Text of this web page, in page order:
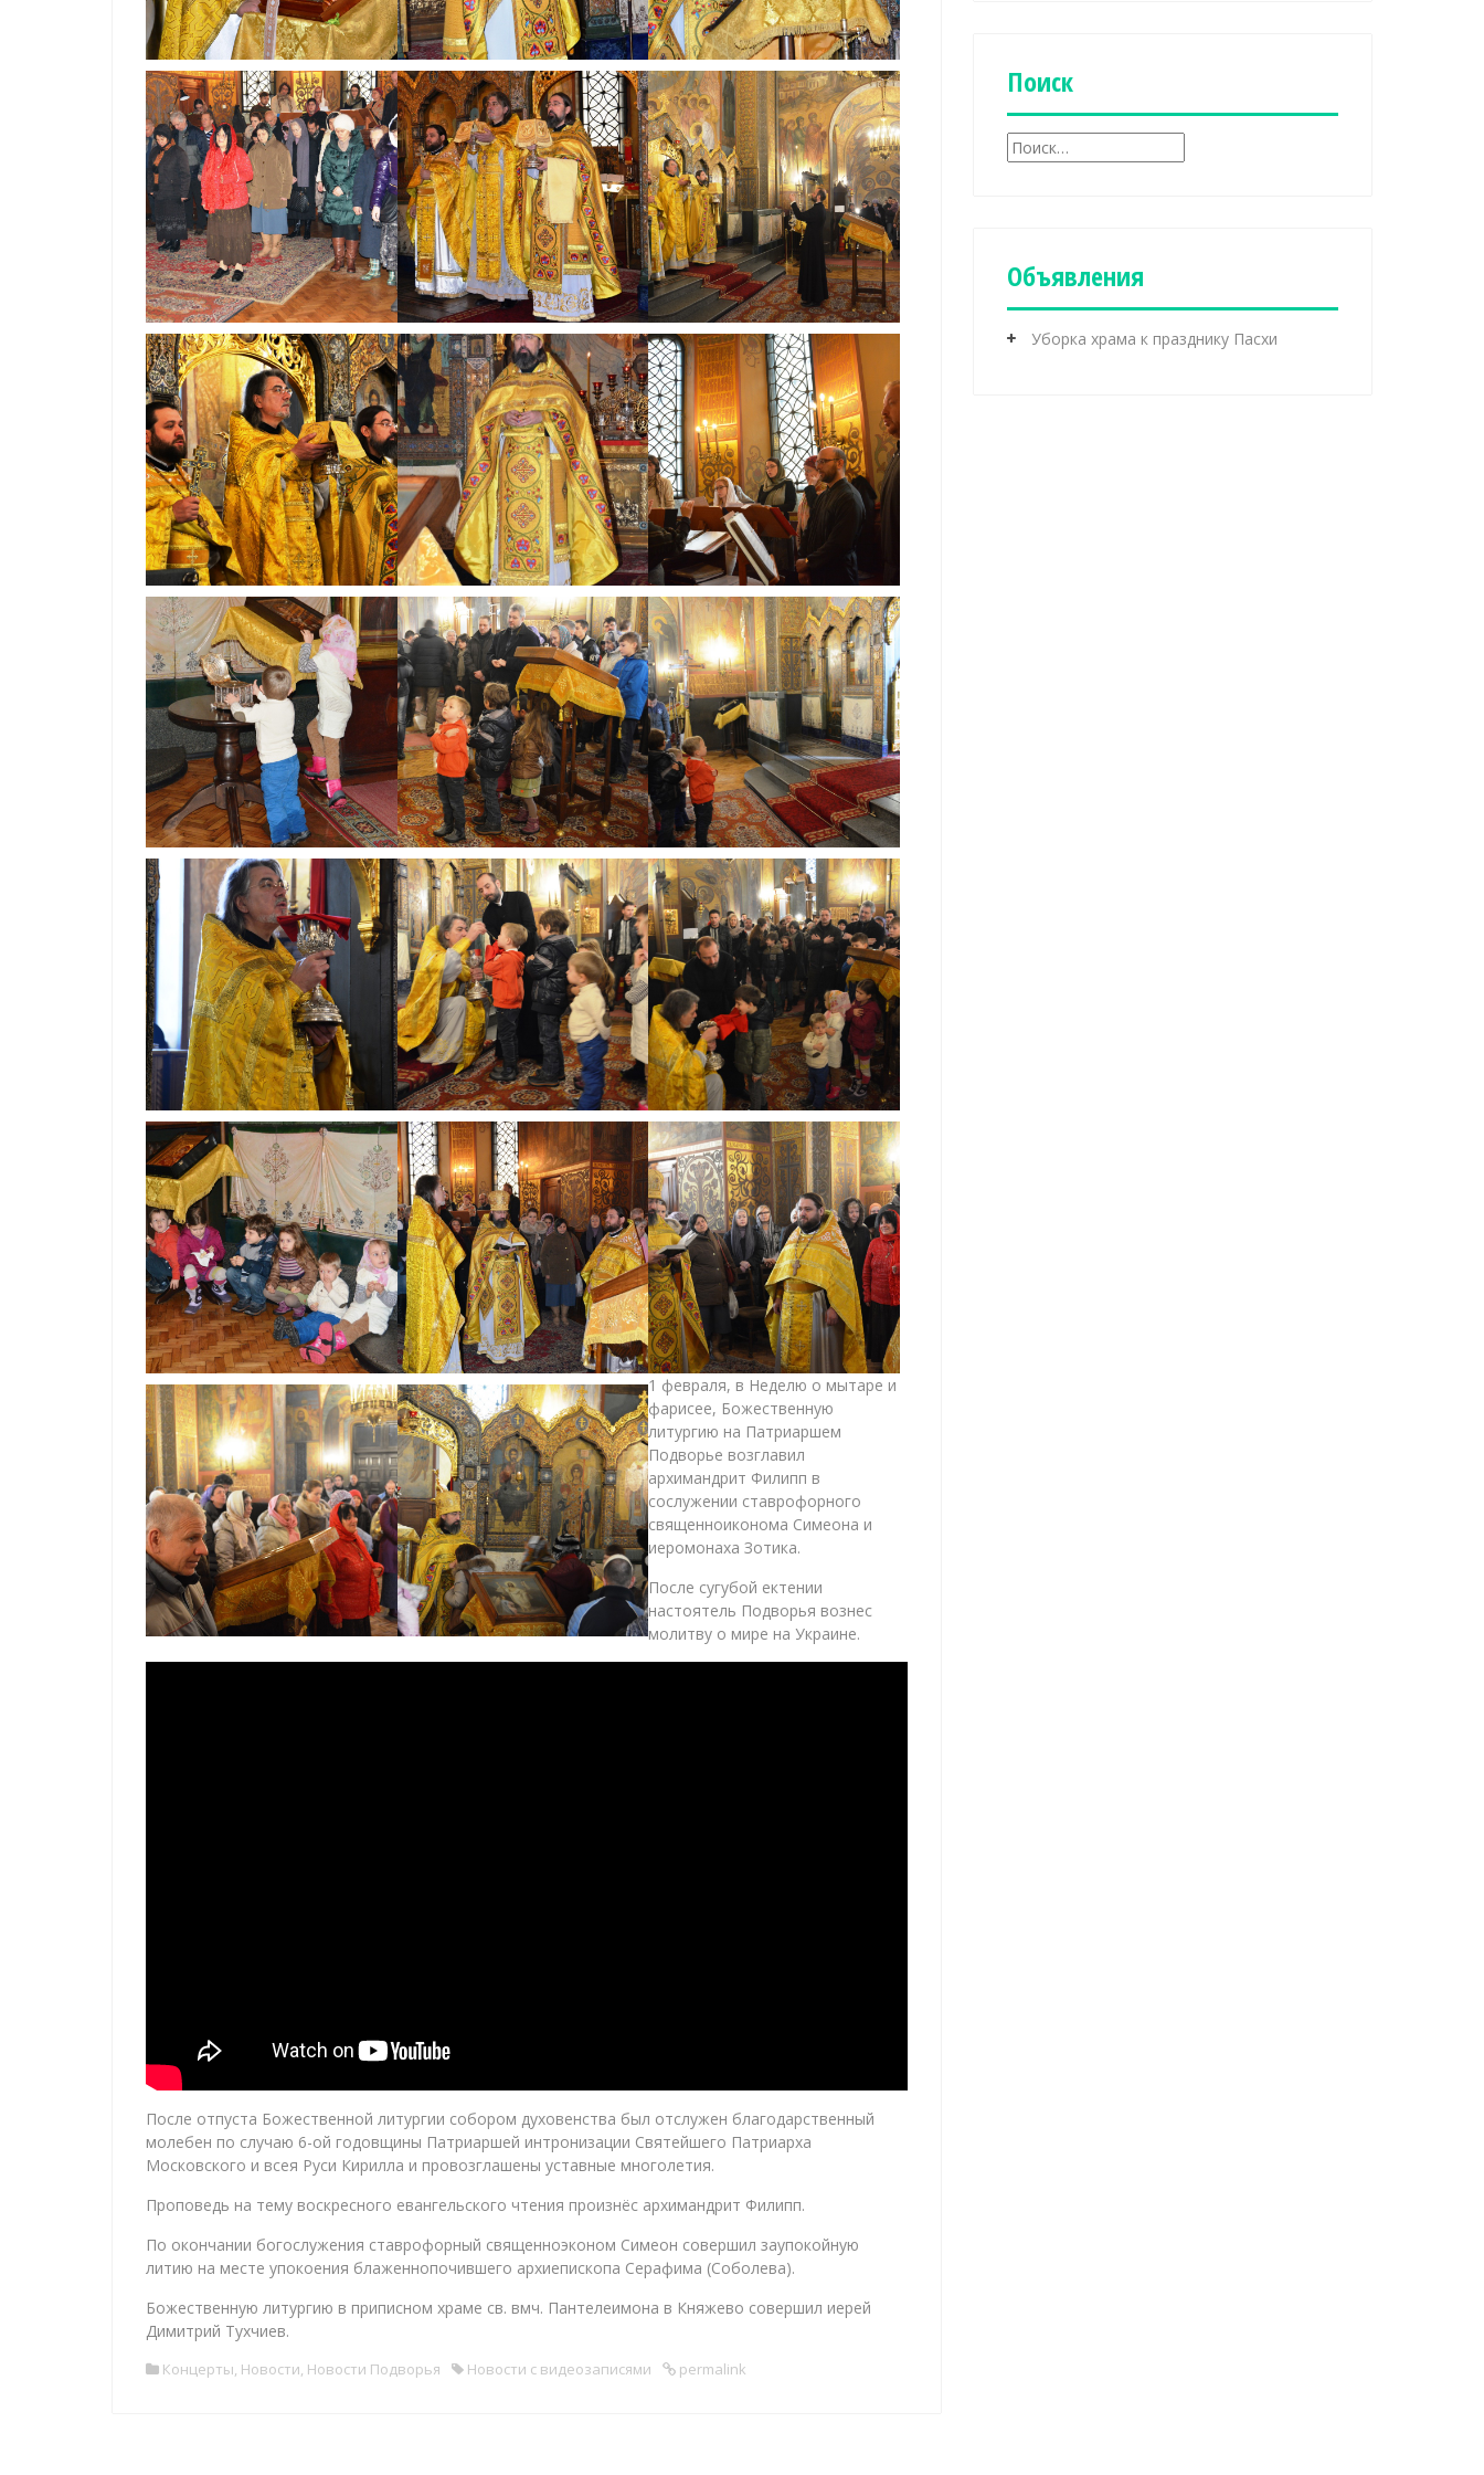
1 февраля, в Неделю о мытаре и
фарисее, Божественную
литургию на Патриаршем
Подворье возглавил
архимандрит Филипп в
сослужении ставрофорного
священноиконома Симеона и
иеромонаха Зотика.
После сугубой ектении
настоятель Подворья вознес
молитву о мире на Украине.
После отпуста Божественной литургии собором духовенства был отслужен благодарственный
молебен по случаю 6-ой годовщины Патриаршей интронизации Святейшего Патриарха
Московского и всея Руси Кирилла и провозглашены уставные многолетия.
Проповедь на тему воскресного евангельского чтения произнёс архимандрит Филипп.
По окончании богослужения ставрофорный священноэконом Симеон совершил заупокойную
литию на месте упокоения блаженнопочившего архиепископа Серафима (Соболева).
Божественную литургию в приписном храме св. вмч. Пантелеимона в Княжево совершил иерей
Димитрий Тухчиев.
Концерты, Новости, Новости Подворья Новости с видеозаписями permalink
к
иПоиск
Н
а
Объявления
Уборка храма к празднику Пасхи